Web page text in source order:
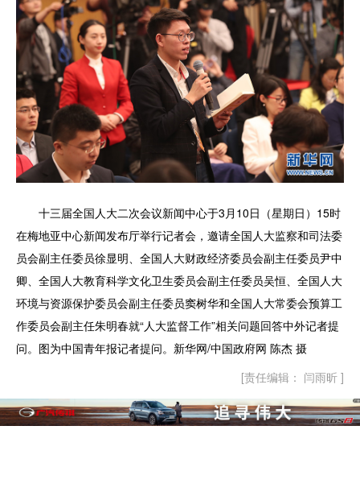
十三届全国人大二次会议新闻中心于3月10日（星期日）15时
在梅地亚中心新闻发布厅举行记者会，邀请全国人大监察和司法委
员会副主任委员徐显明、全国人大财政经济委员会副主任委员尹中
卿、全国人大教育科学文化卫生委员会副主任委员吴恒、全国人大
环境与资源保护委员会副主任委员窦树华和全国人大常委会预算工
作委员会副主任朱明春就“人大监督工作”相关问题回答中外记者提
问。图为中国青年报记者提问。新华网/中国政府网 陈杰 摄
[责任编辑： 闫雨昕 ]